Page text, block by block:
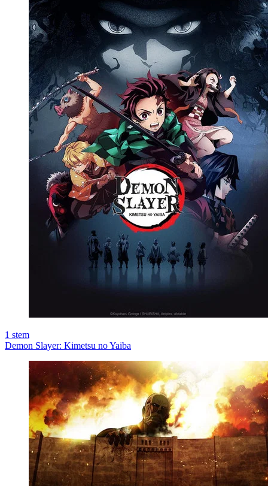
1 stem
Demon Slayer: Kimetsu no Yaiba